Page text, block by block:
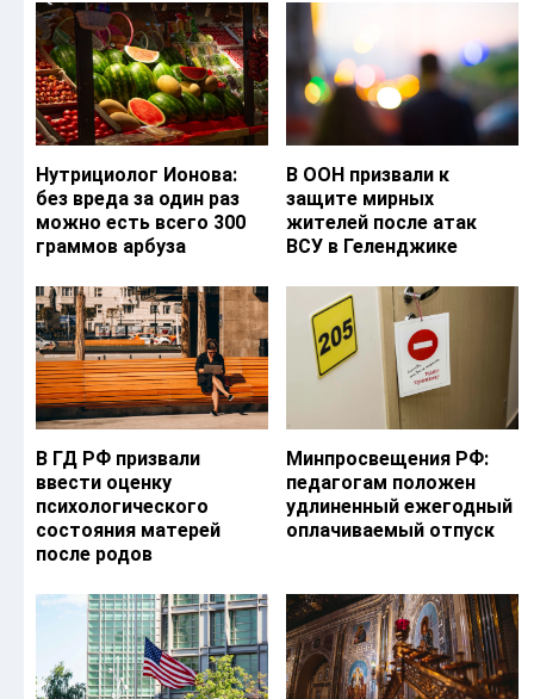
Нутрициолог Ионова:
без вреда за один раз
можно есть всего 300
граммов арбуза
В ООН призвали к
защите мирных
жителей после атак
ВСУ в Геленджике
В ГД РФ призвали
ввести оценку
психологического
состояния матерей
после родов
Минпросвещения РФ:
педагогам положен
удлиненный ежегодный
оплачиваемый отпуск